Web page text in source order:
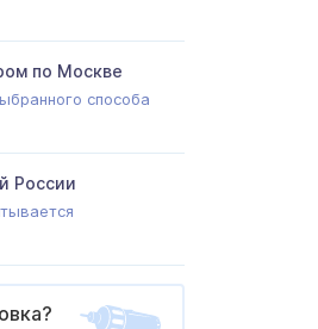
по Москве
способа
России